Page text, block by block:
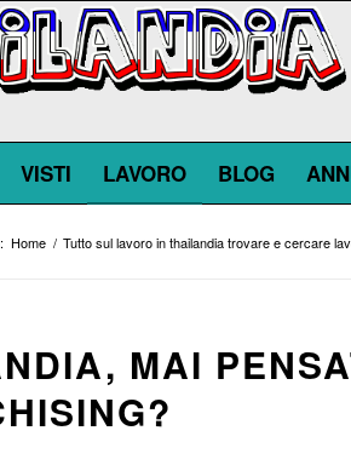
VISTI LAVORO BLOG
Home / Tutto sul lavoro in thailandia trovare e cercare
MAI